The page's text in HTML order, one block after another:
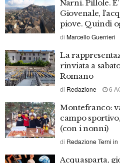
SPORT
Triathlon, a Piediluco
3 AGOSTO 2026